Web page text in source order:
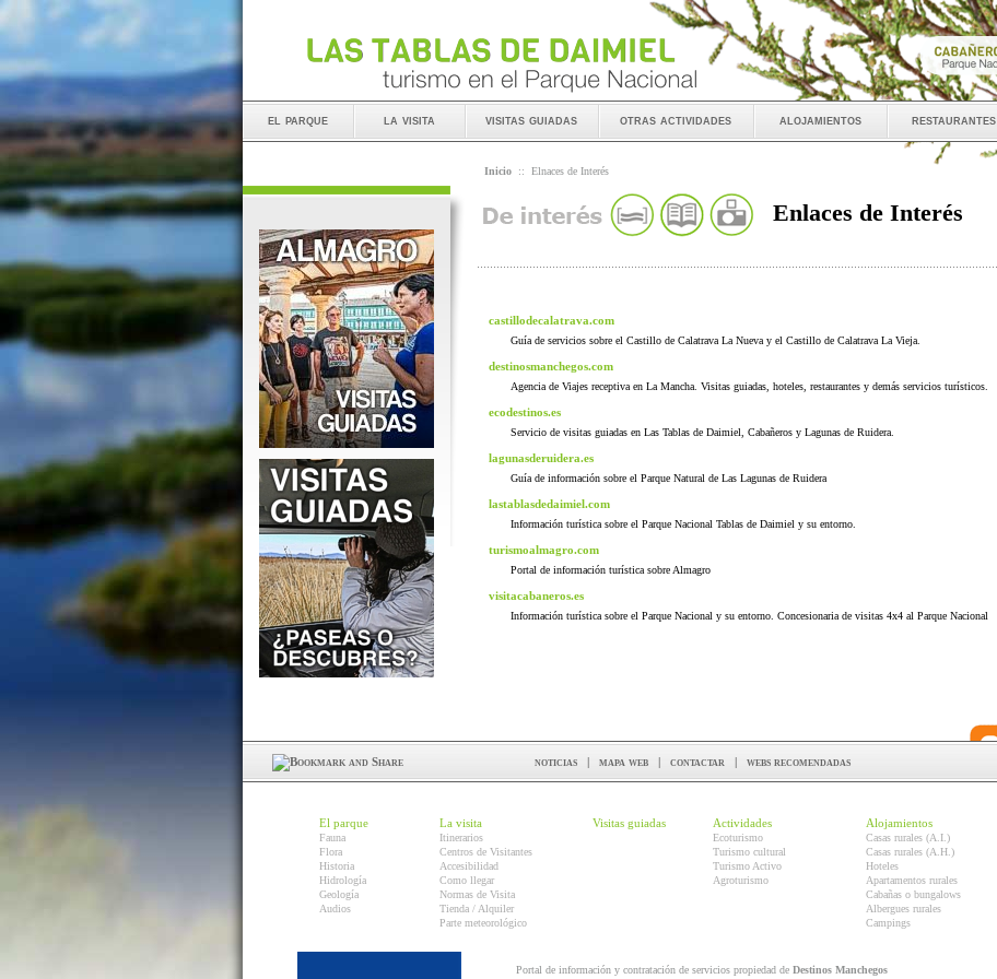
el parque la visita visitas guiadas otras actividades alojamientos restaurantes
Inicio :: Elnaces de Interés
Enlaces de Interés
castillodecalatrava.com
Guía de servicios sobre el Castillo de Calatrava La Nueva y el Castillo de Calatrava La Vieja.
destinosmanchegos.com
Agencia de Viajes receptiva en La Mancha. Visitas guiadas, hoteles, restaurantes y demás servicios turísticos.
ecodestinos.es
Servicio de visitas guiadas en Las Tablas de Daimiel, Cabañeros y Lagunas de Ruidera.
lagunasderuidera.es
Guía de información sobre el Parque Natural de Las Lagunas de Ruidera
lastablasdedaimiel.com
Información turística sobre el Parque Nacional Tablas de Daimiel y su entorno.
turismoalmagro.com
Portal de información turística sobre Almagro
visitacabaneros.es
Información turística sobre el Parque Nacional y su entorno. Concesionaria de visitas 4x4 al Parque Nacional
noticias | mapa web | contactar | webs recomendadas
El parque
Fauna
Flora
Historia
Hidrología
Geología
Audios
La visita
Itinerarios
Centros de Visitantes
Accesibilidad
Como llegar
Normas de Visita
Tienda / Alquiler
Parte meteorológico
Visitas guiadas Actividades
Ecoturismo
Turismo cultural
Turismo Activo
Agroturismo
Alojamientos
Casas rurales (A.I.)
Casas rurales (A.H.)
Hoteles
Apartamentos rurales
Cabañas o bungalows
Albergues rurales
Campings
Portal de información y contratación de servicios propiedad de Destinos Manchegos